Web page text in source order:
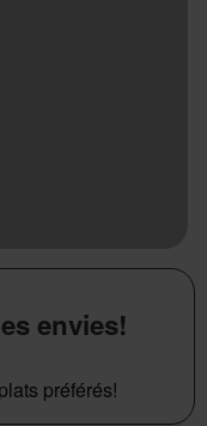
envies!
préférés!